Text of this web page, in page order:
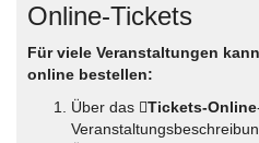
Online-Tickets
Für viele Veranstaltungen
online bestellen:
Über das
Tickets-Online